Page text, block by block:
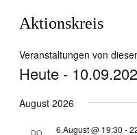
Aktionskreis
Veranstaltungen von
Heute -
wählen.
August 2026
DO. 6.August @ 19:30 -